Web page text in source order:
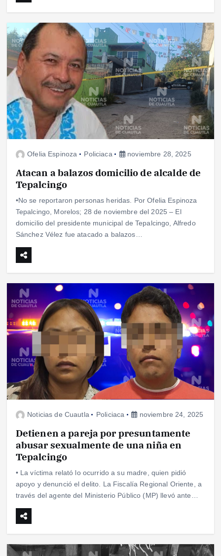
Ofelia Espinoza Policiaca noviembre 28, 2025
Atacan a balazos domicilio de alcalde de
Tepalcingo
•No se reportaron personas heridas. Por Ofelia Espinoza
Tepalcingo, Morelos; 28 de noviembre del 2025 – El
domicilio del presidente municipal de Tepalcingo, Alfredo
Sánchez Vélez fue atacado a balazos…
Noticias de Cuautla Policiaca noviembre 24, 2025
Detienen a pareja por presuntamente
abusar sexualmente de una niña en
Tepalcingo
• La víctima relató lo ocurrido a su madre, quien pidió
apoyo y denunció el delito. La Fiscalía Regional Oriente, a
través del agente del Ministerio Público (MP) llevó ante…